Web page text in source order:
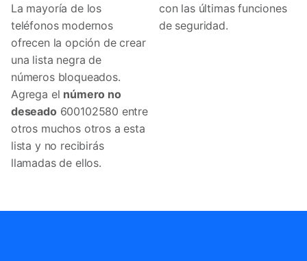
La mayoría de los
teléfonos modernos
ofrecen la opción de crear
una lista negra de
números bloqueados.
Agrega el número no
deseado 600102580 entre
otros muchos otros a esta
lista y no recibirás
llamadas de ellos.
con las últimas funciones
de seguridad.